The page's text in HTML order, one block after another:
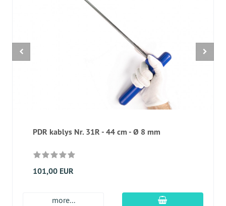
PDR kablys Nr. 31R - 44 cm - Ø 8 mm
101,00 EUR
more... Įdėti į krepšį